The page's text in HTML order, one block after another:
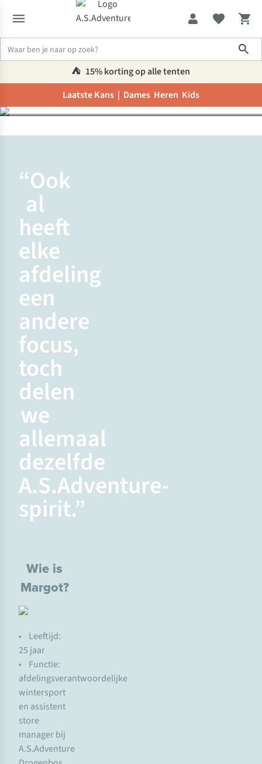
⛺️ 15% korting op alle tenten
Laatste Kans | Dames Heren Kids
Maak kennis met
Margot, assistent store
manager
“Ook
al
heeft
elke
afdeling
een
andere
focus,
toch
delen
we
allemaal
dezelfde
A.S.Adventure-
spirit.”
Wie is
Margot?
• Leeftijd:
25 jaar
• Functie:
afdelingsverantwoordelijke
wintersport
en assistent
store
manager bij
A.S.Adventure